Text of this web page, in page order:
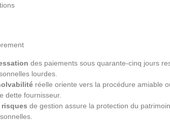
des paiements sous quarante-cinq jours
lourdes.
réelle oriente vers la procédure amiable
dette fournisseur.
de gestion assure la protection du